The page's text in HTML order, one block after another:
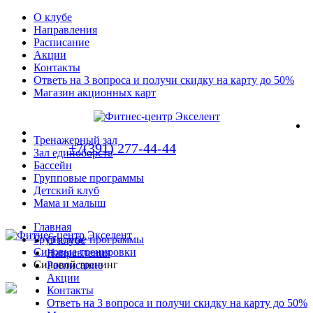
О клубе
Направления
Расписание
Акции
Контакты
Ответь на 3 вопроса и получи скидку на карту до 50%
Магазин акционных карт
+7(391) 277-44-44
Тренажерный зал
Зал единоборств
Бассейн
Групповые программы
Детский клуб
Мама и малыш
О клубе
Направления
Расписание
Акции
Контакты
Ответь на 3 вопроса и получи скидку на карту до 50%
Главная
Групповые программы
Силовые тренировки
Силовой тренинг